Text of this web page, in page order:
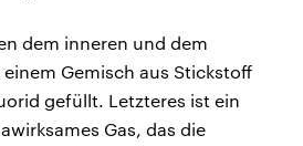
dem inneren und dem
Gemisch aus Stickstoff
gefüllt. Letzteres ist ein
Gas, das die